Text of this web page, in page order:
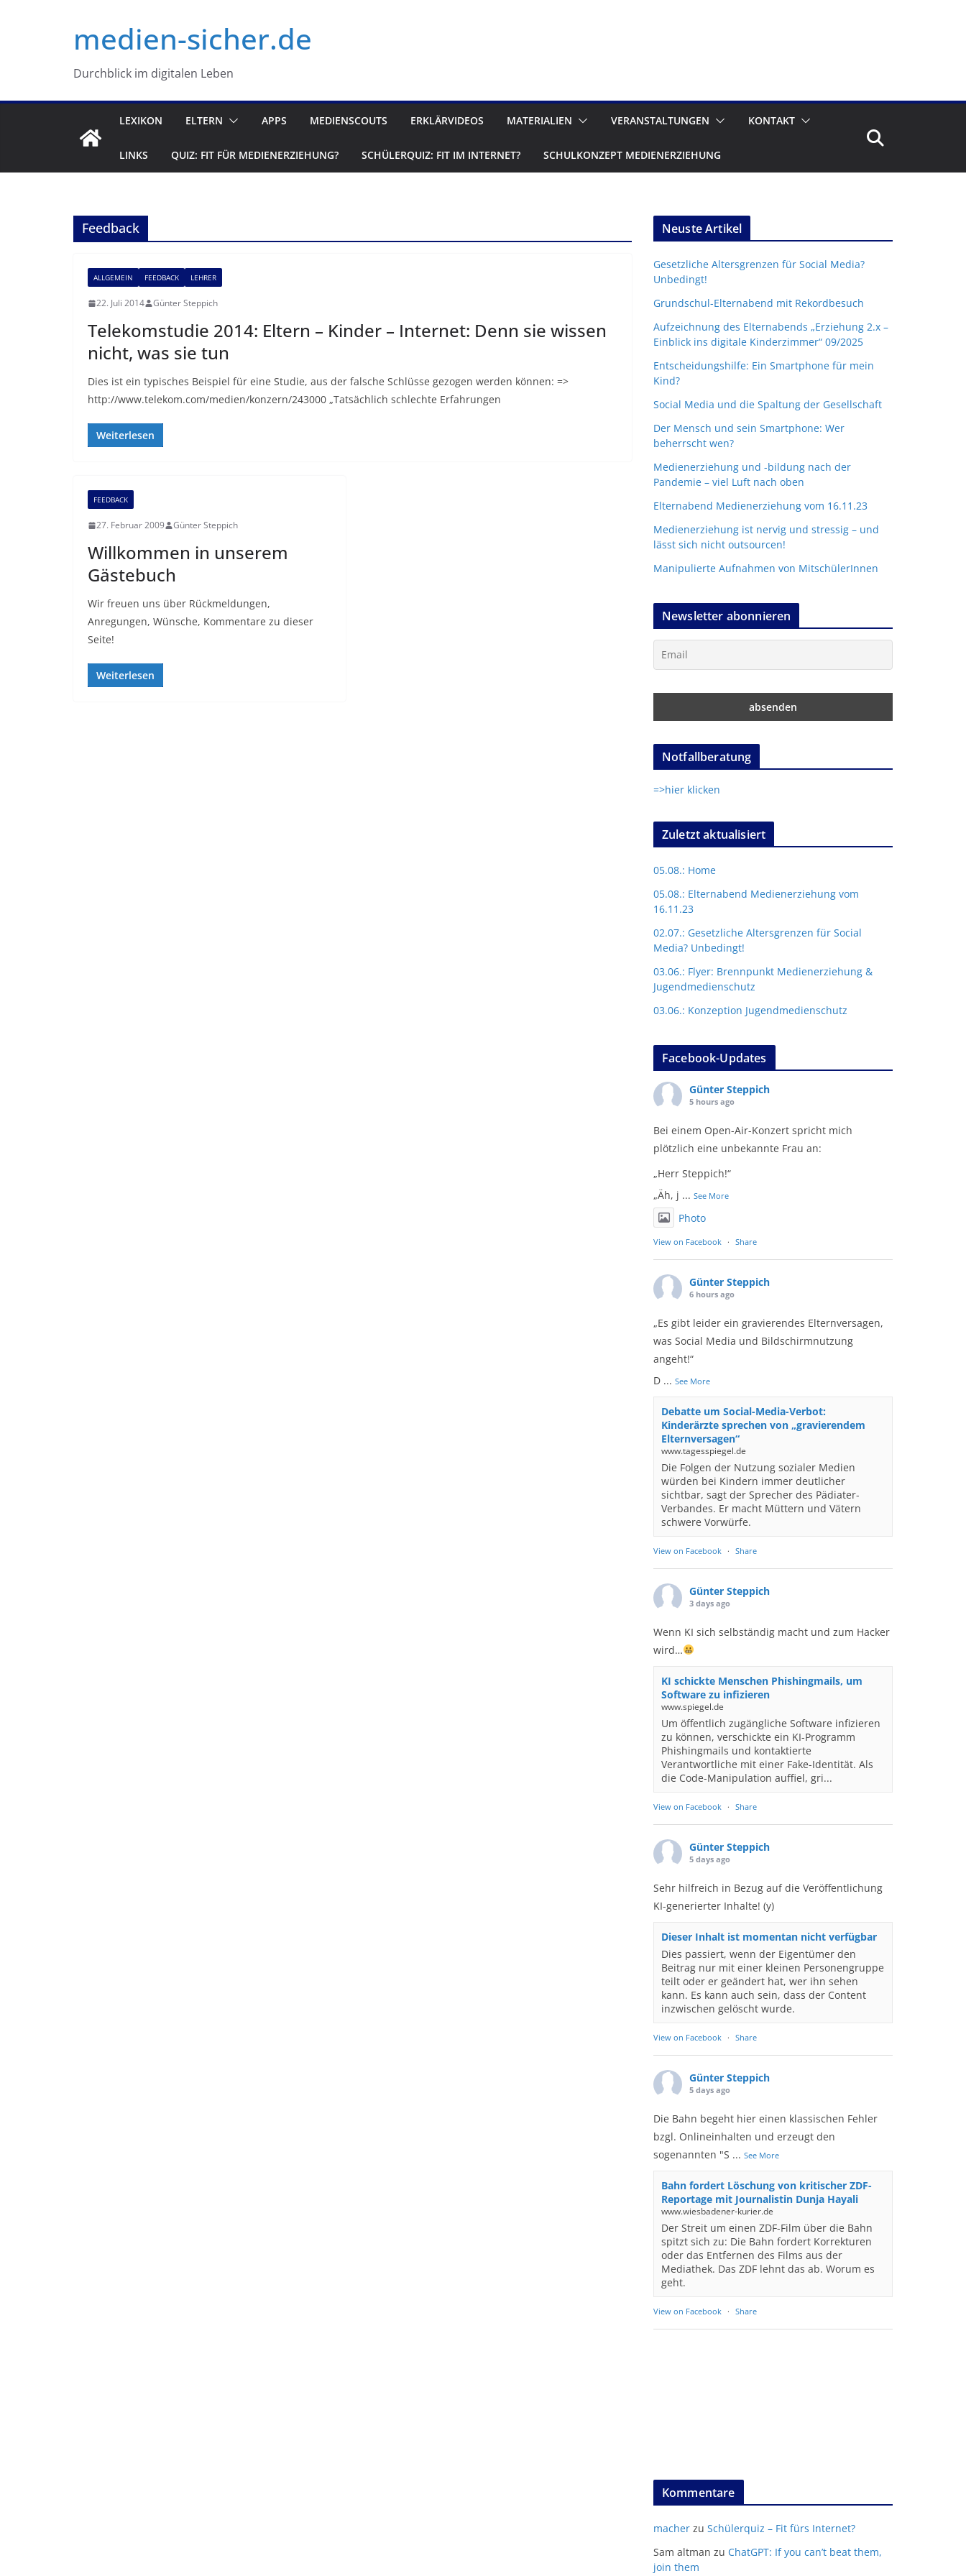
medien-sicher.de
Durchblick im digitalen Leben
LEXIKON ELTERN APPS MEDIENSCOUTS ERKLÄRVIDEOS MATERIALIEN VERANSTALTUNGEN KONTAKT
LINKS QUIZ: FIT FÜR MEDIENERZIEHUNG? SCHÜLERQUIZ: FIT IM INTERNET? SCHULKONZEPT MEDIENERZIEHUNG
Feedback
ALLGEMEIN FEEDBACK LEHRER
22. Juli 2014 Günter Steppich
Telekomstudie 2014: Eltern – Kinder – Internet: Denn sie wissen
nicht, was sie tun
Dies ist ein typisches Beispiel für eine Studie, aus der falsche Schlüsse gezogen werden können: =>
http://www.telekom.com/medien/konzern/243000 „Tatsächlich schlechte Erfahrungen
Weiterlesen
FEEDBACK
27. Februar 2009 Günter Steppich
Willkommen in unserem
Gästebuch
Wir freuen uns über Rückmeldungen,
Anregungen, Wünsche, Kommentare zu dieser
Seite!
Weiterlesen
Neuste Artikel
Gesetzliche Altersgrenzen für Social Media?
Unbedingt!
Grundschul-Elternabend mit Rekordbesuch
Aufzeichnung des Elternabends „Erziehung 2.x –
Einblick ins digitale Kinderzimmer“ 09/2025
Entscheidungshilfe: Ein Smartphone für mein
Kind?
Social Media und die Spaltung der Gesellschaft
Der Mensch und sein Smartphone: Wer
beherrscht wen?
Medienerziehung und -bildung nach der
Pandemie – viel Luft nach oben
Elternabend Medienerziehung vom 16.11.23
Medienerziehung ist nervig und stressig – und
lässt sich nicht outsourcen!
Manipulierte Aufnahmen von MitschülerInnen
Newsletter abonnieren
Notfallberatung
=>hier klicken
Zuletzt aktualisiert
05.08.: Home
05.08.: Elternabend Medienerziehung vom
16.11.23
02.07.: Gesetzliche Altersgrenzen für Social
Media? Unbedingt!
03.06.: Flyer: Brennpunkt Medienerziehung &
Jugendmedienschutz
03.06.: Konzeption Jugendmedienschutz
Facebook-Updates
Günter Steppich
5 hours ago
Bei einem Open-Air-Konzert spricht mich
plötzlich eine unbekannte Frau an:
„Herr Steppich!“
„Äh, j ... See More
Photo
View on Facebook · Share
Günter Steppich
6 hours ago
„Es gibt leider ein gravierendes Elternversagen,
was Social Media und Bildschirmnutzung
angeht!“
D ... See More
Debatte um Social-Media-Verbot:
Kinderärzte sprechen von „gravierendem
Elternversagen“
www.tagesspiegel.de
Die Folgen der Nutzung sozialer Medien
würden bei Kindern immer deutlicher
sichtbar, sagt der Sprecher des Pädiater-
Verbandes. Er macht Müttern und Vätern
schwere Vorwürfe.
View on Facebook · Share
Günter Steppich
3 days ago
Wenn KI sich selbständig macht und zum Hacker
wird…
KI schickte Menschen Phishingmails, um
Software zu infizieren
www.spiegel.de
Um öffentlich zugängliche Software infizieren
zu können, verschickte ein KI-Programm
Phishingmails und kontaktierte
Verantwortliche mit einer Fake-Identität. Als
die Code-Manipulation auffiel, gri...
View on Facebook · Share
Günter Steppich
5 days ago
Sehr hilfreich in Bezug auf die Veröffentlichung
KI-generierter Inhalte! (y)
Dieser Inhalt ist momentan nicht verfügbar
Dies passiert, wenn der Eigentümer den
Beitrag nur mit einer kleinen Personengruppe
teilt oder er geändert hat, wer ihn sehen
kann. Es kann auch sein, dass der Content
inzwischen gelöscht wurde.
View on Facebook · Share
Günter Steppich
5 days ago
Die Bahn begeht hier einen klassischen Fehler
bzgl. Onlineinhalten und erzeugt den
sogenannten "S ... See More
Bahn fordert Löschung von kritischer ZDF-
Reportage mit Journalistin Dunja Hayali
www.wiesbadener-kurier.de
Der Streit um einen ZDF-Film über die Bahn
spitzt sich zu: Die Bahn fordert Korrekturen
oder das Entfernen des Films aus der
Mediathek. Das ZDF lehnt das ab. Worum es
geht.
View on Facebook · Share
Kommentare
macher zu Schülerquiz – Fit fürs Internet?
Sam altman zu ChatGPT: If you can’t beat them,
join them